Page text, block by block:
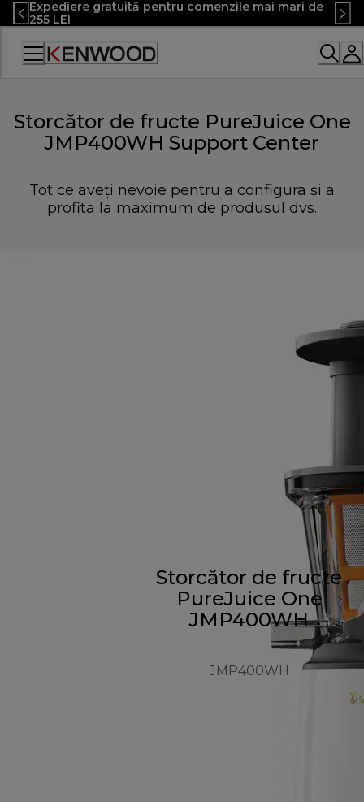
Skip
to
Content
Expediere gratuită pentru comenzile mai mari de
255 LEI
Declarație
Storcător de fructe PureJuice One
JMP400WH Support Center
Tot ce aveți nevoie pentru a configura și a
profita la maximum de produsul dvs.
Storcător de fructe
PureJuice One
JMP400WH
JMP400WH